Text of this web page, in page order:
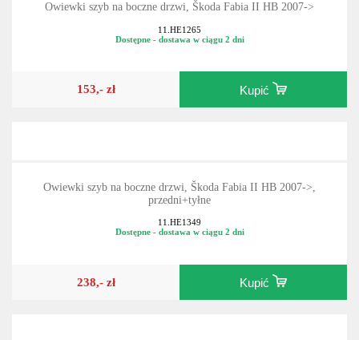
Owiewki szyb na boczne drzwi, Škoda Fabia II HB 2007->
11.HE1265
Dostępne - dostawa w ciągu 2 dni
153,- zł Kupić
Owiewki szyb na boczne drzwi, Škoda Fabia II HB 2007->,
przedni+tyłne
11.HE1349
Dostępne - dostawa w ciągu 2 dni
238,- zł Kupić